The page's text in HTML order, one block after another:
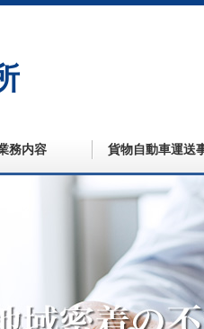
務内容 貨物自動車運送